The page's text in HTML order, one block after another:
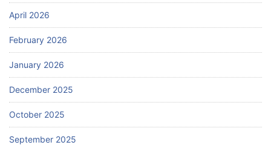
April 2026
February 2026
January 2026
December 2025
October 2025
September 2025